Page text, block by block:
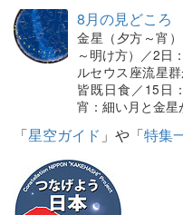
8月の見どころ
金星（夕方～宵
～明け方）／2日
ルセウス座流星
皆既日食／15日
宵：細い月と金
「星空ガイド 」や「特集